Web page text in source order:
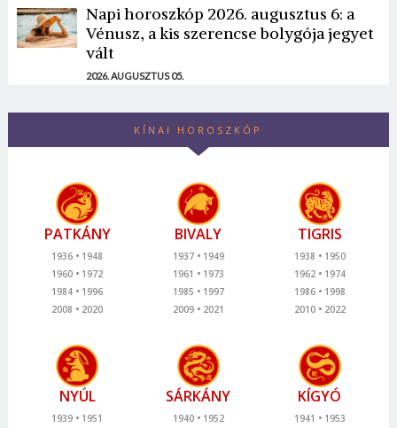
Napi horoszkóp 2026. augusztus 6: a
Vénusz, a kis szerencse bolygója jegyet
vált
2026. AUGUSZTUS 05.
KÍNAI HOROSZKÓP
PATKÁNY
1936
1948
1960
1972
1984
1996
2008
2020
BIVALY
1937
1949
1961
1973
1985
1997
2009
2021
TIGRIS
1938
1950
1962
1974
1986
1998
2010
2022
NYÚL
1939
1951
SÁRKÁNY
1940
1952
KÍGYÓ
1941
1953